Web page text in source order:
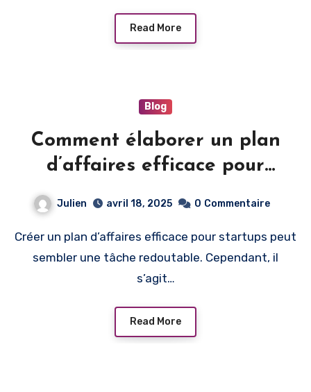
Read More
Blog
Comment élaborer un plan
d’affaires efficace pour
Julien avril 18, 2025 0 Commentaire
Créer un plan d’affaires efficace pour startups peut
sembler une tâche redoutable. Cependant, il
s’agit…
Read More